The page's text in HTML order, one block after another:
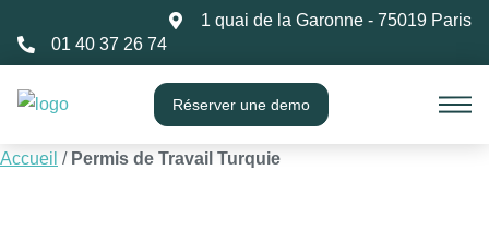
1 quai de la Garonne - 75019 Paris
01 40 37 26 74
Réserver une demo
Accueil / Permis de Travail Turquie